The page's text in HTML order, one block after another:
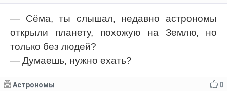
— Сёма, ты слышал, недавно астрономы
открыли планету, похожую на Землю, но
только без людей?
— Думаешь, нужно ехать?
0
Астрономы